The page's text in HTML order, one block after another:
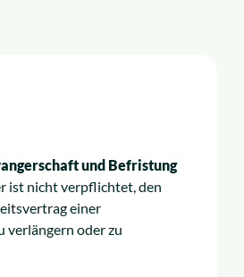
und Befristung
ist nicht verpflichtet, den
einer
verlängern oder zu